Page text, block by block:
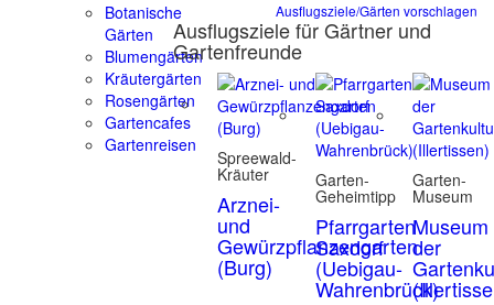
Botanische
Gärten
Blumengärten
Kräutergärten
Rosengärten
Gartencafes
Gartenreisen
Ausflugsziele/Gärten vorschlagen
Ausflugsziele für Gärtner und
Gartenfreunde
Spreewald-
Kräuter
Arznei-
und
Gewürzpflanzengarten
(Burg)
Garten-
Geheimtipp
Pfarrgarten
Saxdorf
(Uebigau-
Wahrenbrück)
Garten-
Museum
Museum
der